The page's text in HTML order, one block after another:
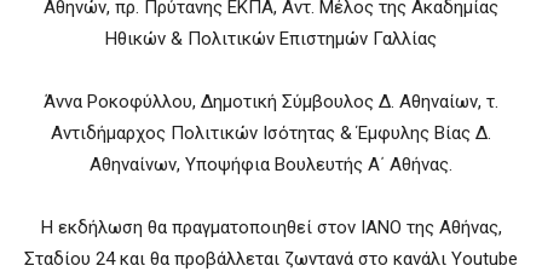
Αθηνών, πρ. Πρύτανης ΕΚΠΑ, Αντ. Μέλος της Ακαδημίας
Ηθικών & Πολιτικών Επιστημών Γαλλίας
Άννα Ροκοφύλλου, Δημοτική Σύμβουλος Δ. Αθηναίων, τ.
Αντιδήμαρχος Πολιτικών Ισότητας & Έμφυλης Βίας Δ.
Αθηναίνων, Υποψήφια Βουλευτής Α΄ Αθήνας.
Η εκδήλωση θα πραγματοποιηθεί στον ΙΑΝΟ της Αθήνας,
Σταδίου 24 και θα προβάλλεται ζωντανά στο κανάλι Youtube